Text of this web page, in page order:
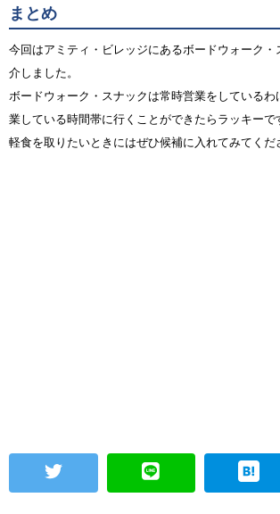
まとめ
今回はアミティ・ビレッジにあるボードウォーク・
介しました。
ボードウォーク・スナックは常時営業をしているわ
業している時間帯に行くことができたらラッキーで
軽食を取りたいときにはぜひ候補に入れてみてくだ